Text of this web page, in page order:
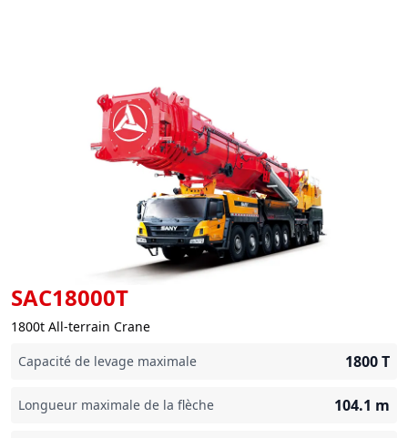
SAC18000T
1800t All-terrain Crane
Capacité de levage maximale
1800T
Longueur maximale de la flèche 104.1 m